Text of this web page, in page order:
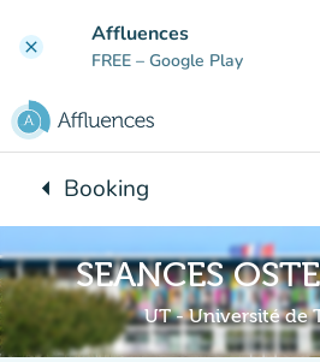
clear Affluences
FREE – Google Play
arrow_leftBack to:
Booking
SEANCES
UT - Université de